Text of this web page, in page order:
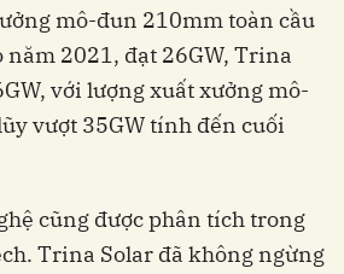
mô-đun 210mm toàn cầu
năm 2021, đạt 26GW, Trina
với lượng xuất xưởng mô-
vượt 35GW tính đến cuối
cũng được phân tích trong
Trina Solar đã không ngừng